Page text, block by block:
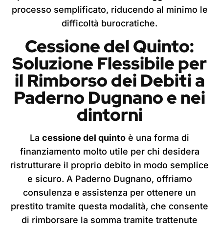
processo semplificato, riducendo al minimo le
difficoltà burocratiche.
Cessione del Quinto:
Soluzione Flessibile per
il Rimborso dei Debitia
Paderno Dugnanoe nei
dintorni
La cessione del quinto è una forma di
finanziamento molto utile per chi desidera
ristrutturare il proprio debito in modo semplice
e sicuro. A Paderno Dugnano, offriamo
consulenza e assistenza per ottenere un
prestito tramite questa modalità, che consente
di rimborsare la somma tramite trattenute